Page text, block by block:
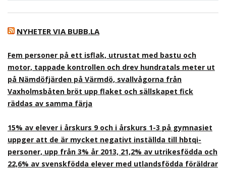
NYHETER VIA BUBB.LA
Fem personer på ett isflak, utrustat med bastu och
motor, tappade kontrollen och drev hundratals meter ut
på Nämdöfjärden på Värmdö, svallvågorna från
Vaxholmsbåten bröt upp flaket och sällskapet fick
räddas av samma färja
15% av elever i årskurs 9 och i årskurs 1-3 på gymnasiet
uppger att de är mycket negativt inställda till hbtqi-
personer, upp från 3% år 2013, 21,2% av utrikesfödda och
22,6% av svenskfödda elever med utlandsfödda föräldrar